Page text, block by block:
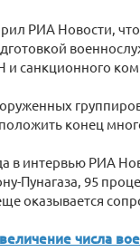
РИА Новости,
санкционного
конец
в интервью РИА
Пунагаза, 95
оказывается
числа